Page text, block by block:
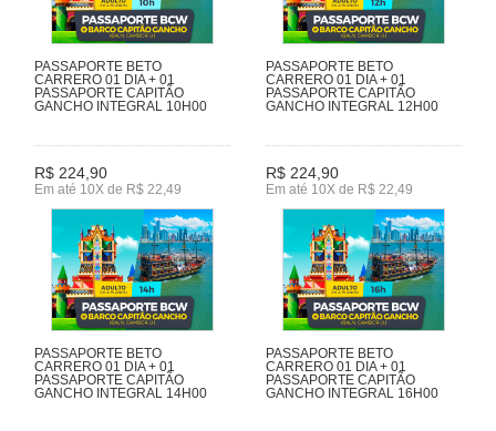
PASSAPORTE BETO
CARRERO 01 DIA + 01
PASSAPORTE CAPITÃO
GANCHO INTEGRAL 10H00
R$ 224,90
Em até 10X de R$ 22,49
PASSAPORTE BETO
CARRERO 01 DIA + 01
PASSAPORTE CAPITÃO
GANCHO INTEGRAL 12H00
R$ 224,90
Em até 10X de R$ 22,49
PASSAPORTE BETO
CARRERO 01 DIA + 01
PASSAPORTE CAPITÃO
GANCHO INTEGRAL 14H00
PASSAPORTE BETO
CARRERO 01 DIA + 01
PASSAPORTE CAPITÃO
GANCHO INTEGRAL 16H00